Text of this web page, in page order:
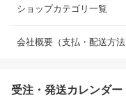
ショップカテゴリ一覧
会社概要（支払・配送方法
受注・発送カレンダー